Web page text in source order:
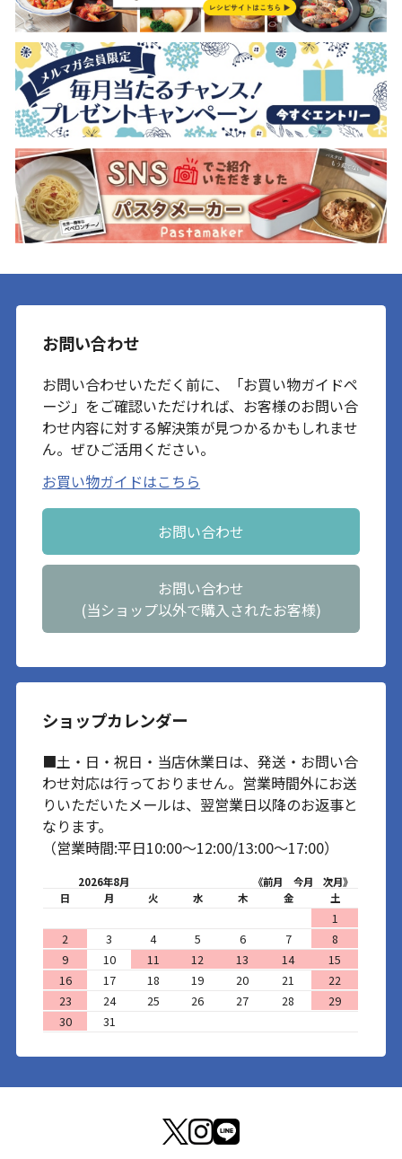
お問い合わせ
お問い合わせいただく前に、「お買い物ガイドペ
ージ」をご確認いただければ、お客様のお問い合
わせ内容に対する解決策が見つかるかもしれませ
ん。ぜひご活用ください。
お買い物ガイドはこちら
お問い合わせ
お問い合わせ
(当ショップ以外で購入されたお客様)
ショップカレンダー
■土・日・祝日・当店休業日は、発送・お問い合
わせ対応は行っておりません。営業時間外にお送
りいただいたメールは、翌営業日以降のお返事と
なります。
（営業時間:平日10:00～12:00/13:00～17:00）
2026年8月 《前月 今月
次月》
日
月 火 水 木 金 土
1
2
3 4 5 6 7
8
9
10 11 12 13 14
15
16
17 18 19 20 21
22
23
24 25 26 27 28
29
30
31